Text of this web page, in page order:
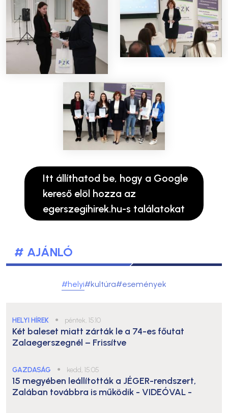
Itt állíthatod be, hogy a Google
kereső elöl hozza az
egerszegihirek.hu-s találatokat
# AJÁNLÓ
#helyi#kultúra#események
HELYI HÍREK ● péntek, 15:10
Két baleset miatt zárták le a 74-es főutat
Zalaegerszegnél – Frissítve
GAZDASÁG ● kedd, 15:05
15 megyében leállították a JÉGER-rendszert,
Zalában továbbra is működik - VIDEÓVAL -